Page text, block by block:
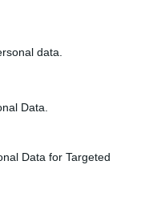
data.
Data.
Data for Targeted
Otros autores